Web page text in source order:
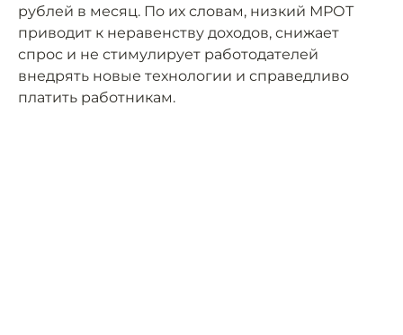
рублей в месяц. По их словам, низкий МРОТ
приводит к неравенству доходов, снижает
спрос и не стимулирует работодателей
внедрять новые технологии и справедливо
платить работникам.